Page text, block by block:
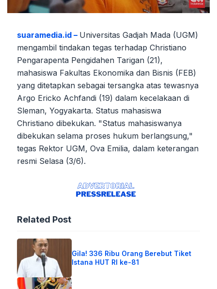
suaramedia.id – Universitas Gadjah Mada (UGM)
mengambil tindakan tegas terhadap Christiano
Pengarapenta Pengidahen Tarigan (21),
mahasiswa Fakultas Ekonomika dan Bisnis (FEB)
yang ditetapkan sebagai tersangka atas tewasnya
Argo Ericko Achfandi (19) dalam kecelakaan di
Sleman, Yogyakarta. Status mahasiswa
Christiano dibekukan. "Status mahasiswanya
dibekukan selama proses hukum berlangsung,"
tegas Rektor UGM, Ova Emilia, dalam keterangan
resmi Selasa (3/6).
Related Post
Gila! 336 Ribu Orang Berebut Tiket
Istana HUT RI ke-81